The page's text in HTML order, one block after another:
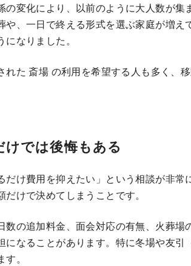
の変化により、以前のように大人数が
や、一日で終える形式を選ぶ家庭が増
なりました。
れた 斎場 の利用を希望する人も多く、
けでは後悔もある
だけ費用を抑えたい」という相談が非
けで決めてしまうことです。
数の追加料金、面会対応の有無、火葬
になることがあります。特に冬場や友引
。